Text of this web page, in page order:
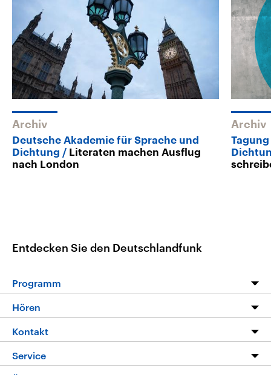
Archiv
Deutsche Akademie für Sprache und
Dichtung
Literaten machen Ausflug
nach London
Archiv
Entdecken Sie den Deutschlandfunk
Programm
Die Nachrichten
Nachrichtenleicht
Hören
Livestream
Podcasts
Kontakt
Service